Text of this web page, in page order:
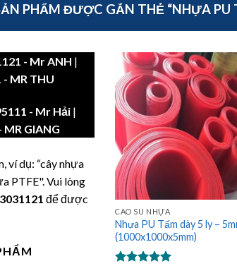
PHẨM ĐƯỢC GẮN THẺ “NHỰA PU
- Mr ANH |
- MR THU
- Mr Hải|
MR GIANG
ví dụ: “cây nhựa
PTFE". Vui lòng
để được
CAO SU NHỰA
Nhựa PU Tấm dày 5 ly –
(1000x1000x5mm)